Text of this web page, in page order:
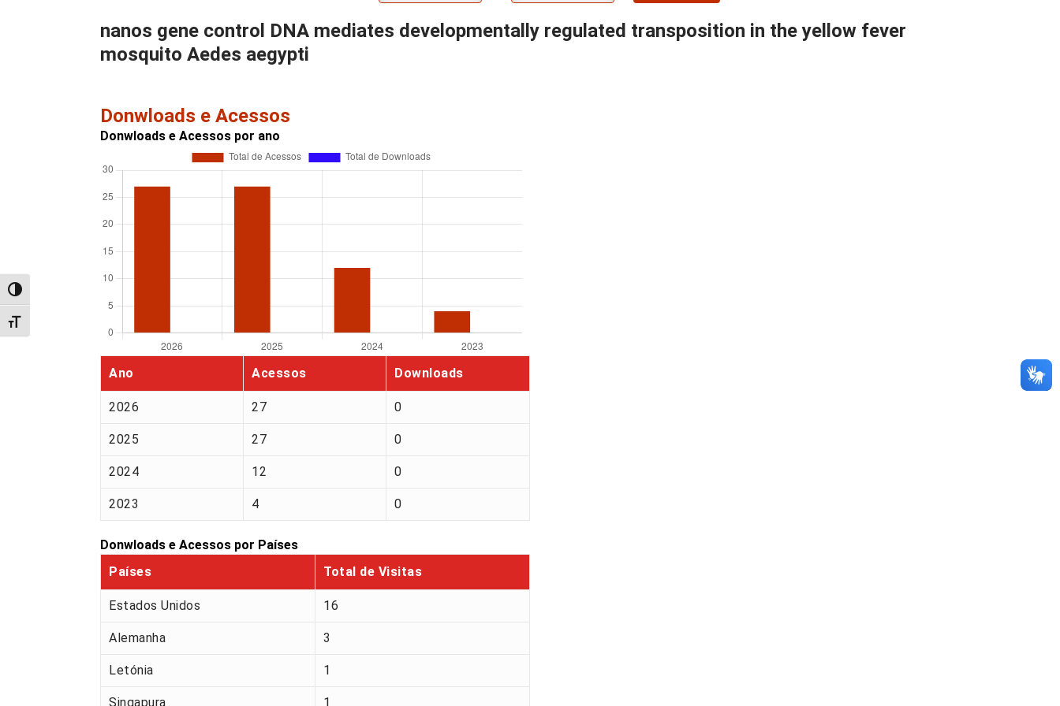
Alternar alto contraste
Alternar tamanho da fonte
nanos gene control DNA mediates developmentally regulated transposition in the yellow fever
mosquito Aedes aegypti
Donwloads e Acessos
Donwloads e Acessos por ano
Ano Acessos Downloads
2026 27 0
2025 27 0
2024 12 0
2023 4 0
Donwloads e Acessos por Países
Países
Total de Visitas
Estados Unidos 16
Alemanha 3
Letónia 1
Singapura 1